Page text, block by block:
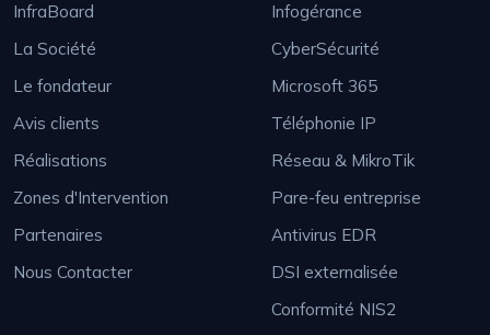
InfraBoard
La Société
Le fondateur
Avis clients
Réalisations
Zones d'Intervention
Partenaires
Nous Contacter
Infogérance
CyberSécurité
Microsoft 365
Téléphonie IP
Réseau & MikroTik
Pare-feu entreprise
Antivirus EDR
DSI externalisée
Conformité NIS2